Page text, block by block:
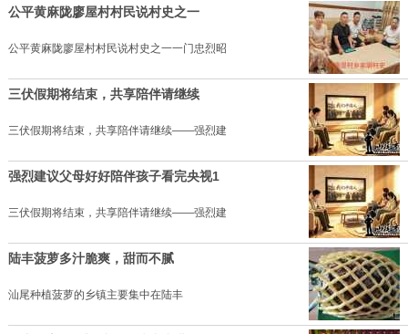
公平黄麻陇廖屋村村民说村史之一
公平黄麻陇廖屋村村民说村史之一一门忠烈昭
三伏假期将结束，共享陪伴请继续
三伏假期将结束，共享陪伴请继续——强烈建
强烈建议父母好好陪伴孩子看完央视1
三伏假期将结束，共享陪伴请继续——强烈建
陆丰菠萝多汁脆爽，甜而不腻
汕尾种植菠萝的乡镇主要集中在陆丰